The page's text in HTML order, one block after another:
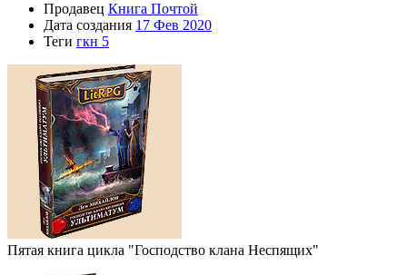
Продавец Книга Почтой
Дата создания 17 Фев 2020
Теги гкн 5
Пятая книга цикла "Господство клана Неспящих"